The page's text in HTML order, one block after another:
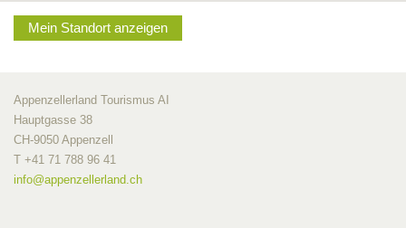
Mein Standort anzeigen
Appenzellerland Tourismus AI
Hauptgasse 38
CH-9050 Appenzell
T +41 71 788 96 41
info@appenzellerland.ch